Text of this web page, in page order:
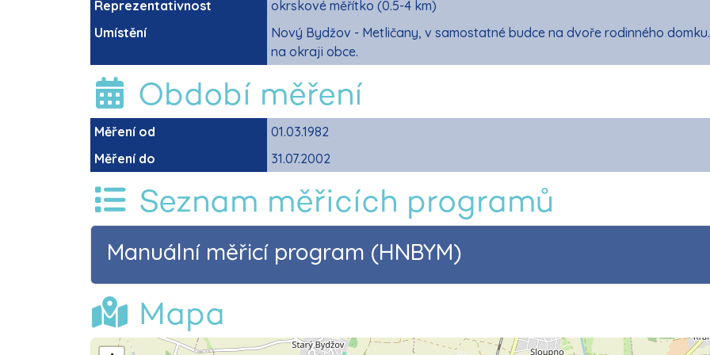
Reprezentativnost
okrskové měřítko (0.5-4 km)
Umístění
Nový Bydžov - Metličany, v samostatné budce na dvoře rodinného domku.
na okraji obce.
Období měření
Měření od
01.03.1982
Měření do
31.07.2002
Seznam měřicích programů
Manuální měřicí program (HNBYM)
Mapa